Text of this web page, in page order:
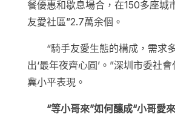
餐優惠和歇息場合，在150多座城
友愛社區”2.7萬余個。
“騎手友愛生態的構成，需求
出‘最年夜齊心圓’。”深圳市委社
冀小平表現。
“等小哥來”如何釀成“小哥愛